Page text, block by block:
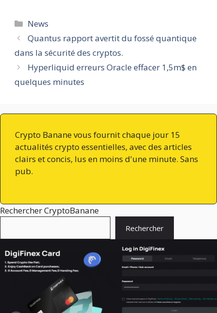
Catégories
News
Quantus rapport avertit du fossé quantique
dans la sécurité des cryptos.
Hyperliquid erreurs Oracle effacer 1,5m$ en
quelques minutes
Crypto Banane vous fournit chaque jour 15
actualités crypto essentielles, avec des articles
clairs et concis, lus en moins d'une minute. Sans
pub.
Rechercher CryptoBanane
Rechercher